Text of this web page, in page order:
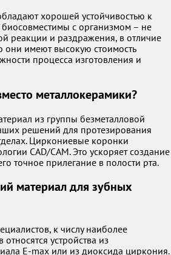
хорошей устойчивостью к
с организмом – не
реакции и раздражения, в отличие
они имеют высокую стоимость
процесса изготовления и
металлокерамики?
из группы безметалловой
решений для протезирования
Циркониевые коронки
CAD/CAM. Это ускоряет создание
точное прилегание в полости рта.
материал для зубных
к числу наиболее
устройства из
E-max или из диоксида циркония.